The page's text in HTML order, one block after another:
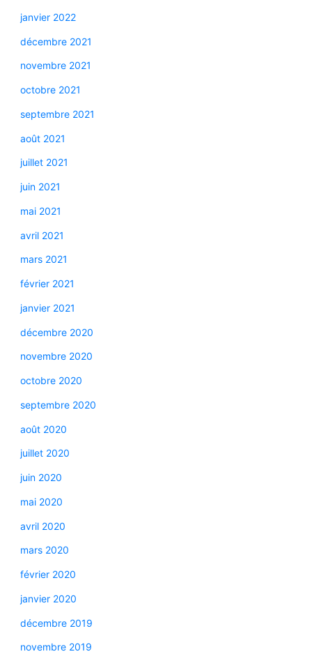
janvier 2022
décembre 2021
novembre 2021
octobre 2021
septembre 2021
août 2021
juillet 2021
juin 2021
mai 2021
avril 2021
mars 2021
février 2021
janvier 2021
décembre 2020
novembre 2020
octobre 2020
septembre 2020
août 2020
juillet 2020
juin 2020
mai 2020
avril 2020
mars 2020
février 2020
janvier 2020
décembre 2019
novembre 2019